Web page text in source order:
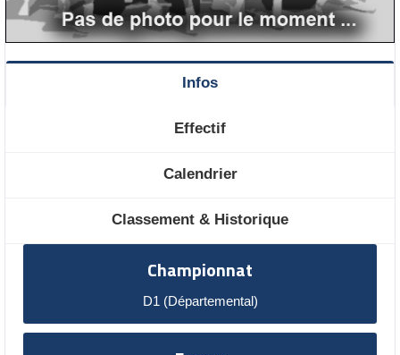
Infos
Effectif
Calendrier
Classement & Historique
Championnat
D1 (Départemental)